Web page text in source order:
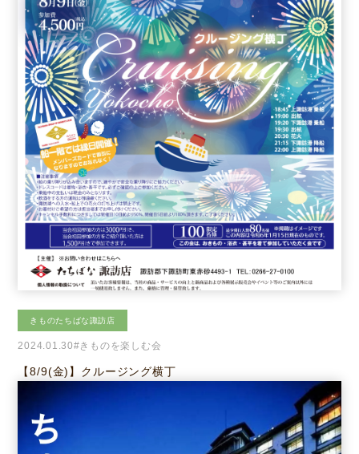
お客様相談室
DM発送停止
クーリングオフ
積立カード
プライバシーポリシー
古物営業法に基づく表示
新卒
きものたちばな諏訪店
2024.01.30#きものを楽しむ会
【8/9(金)】クルージング横丁